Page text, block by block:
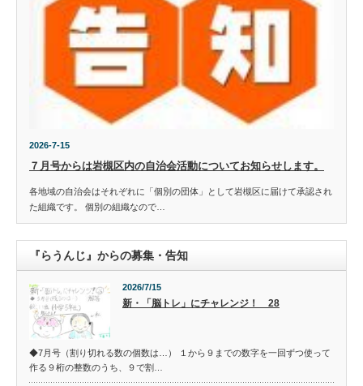
2026-7-15
７月号からは岩槻区内の自治会活動についてお知らせします。
各地域の自治会はそれぞれに「個別の団体」として岩槻区に届けて承認され
た組織です。 個別の組織なので…
『らうんじ』からの募集・告知
2026/7/15
新・「脳トレ」にチャレンジ！ 28
◆7月号（割り切れる数の個数は…） １から９までの数字を一回ずつ使って
作る９桁の整数のうち、９で割…